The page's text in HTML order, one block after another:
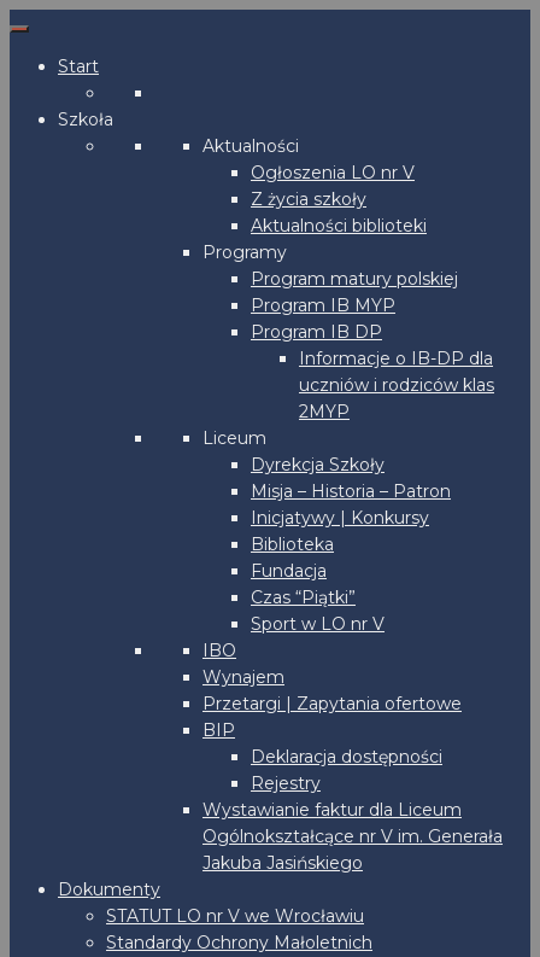
Start
Szkoła
Aktualności
Ogłoszenia LO nr V
Z życia szkoły
Aktualności biblioteki
Programy
Program matury polskiej
Program IB MYP
Program IB DP
Informacje o IB-DP dla
uczniów i rodziców klas
2MYP
Liceum
Dyrekcja Szkoły
Misja – Historia – Patron
Inicjatywy | Konkursy
Biblioteka
Fundacja
Czas “Piątki”
Sport w LO nr V
IBO
Wynajem
Przetargi | Zapytania ofertowe
BIP
Deklaracja dostępności
Rejestry
Wystawianie faktur dla Liceum
Ogólnokształcące nr V im. Generała
Jakuba Jasińskiego
Dokumenty
STATUT LO nr V we Wrocławiu
Standardy Ochrony Małoletnich